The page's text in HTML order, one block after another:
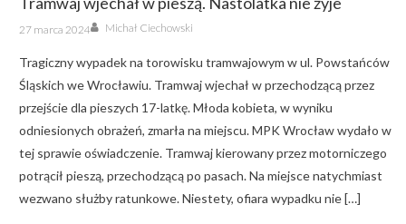
Posted
on
27 marca 2024 Author
Michał Ciechowski
Tragiczny wypadek na torowisku tramwajowym w ul. Powstańców
Śląskich we Wrocławiu. Tramwaj wjechał w przechodzącą przez
przejście dla pieszych 17-latkę. Młoda kobieta, w wyniku
odniesionych obrażeń, zmarła na miejscu. MPK Wrocław wydało w
tej sprawie oświadczenie. Tramwaj kierowany przez motorniczego
potrącił pieszą, przechodzącą po pasach. Na miejsce natychmiast
wezwano służby ratunkowe. Niestety, ofiara wypadku nie […]